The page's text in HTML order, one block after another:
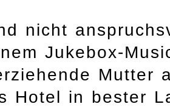
nicht
Jukebox-
Mutter
Hotel in bester